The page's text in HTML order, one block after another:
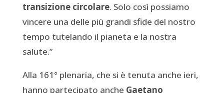
transizione circolare. Solo così possiamo
vincere una delle più grandi sfide del nostro
tempo tutelando il pianeta e la nostra
salute.”
Alla 161° plenaria, che si è tenuta anche ieri,
hanno partecipato anche Gaetano